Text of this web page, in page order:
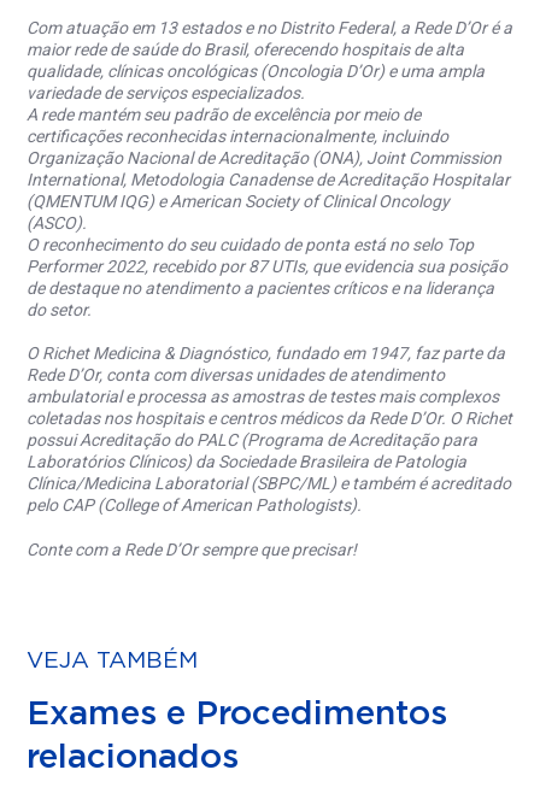
Com atuação em 13 estados e no Distrito Federal, a Rede D’Or é a
maior rede de saúde do Brasil, oferecendo hospitais de alta
qualidade, clínicas oncológicas (Oncologia D’Or) e uma ampla
variedade de serviços especializados.
A rede mantém seu padrão de excelência por meio de
certificações reconhecidas internacionalmente, incluindo
Organização Nacional de Acreditação (ONA), Joint Commission
International, Metodologia Canadense de Acreditação Hospitalar
(QMENTUM IQG) e American Society of Clinical Oncology
(ASCO).
O reconhecimento do seu cuidado de ponta está no selo Top
Performer 2022, recebido por 87 UTIs, que evidencia sua posição
de destaque no atendimento a pacientes críticos e na liderança
do setor.
O Richet Medicina & Diagnóstico, fundado em 1947, faz parte da
Rede D’Or, conta com diversas unidades de atendimento
ambulatorial e processa as amostras de testes mais complexos
coletadas nos hospitais e centros médicos da Rede D’Or. O Richet
possui Acreditação do PALC (Programa de Acreditação para
Laboratórios Clínicos) da Sociedade Brasileira de Patologia
Clínica/Medicina Laboratorial (SBPC/ML) e também é acreditado
pelo CAP (College of American Pathologists).
Conte com a Rede D’Or sempre que precisar!
VEJA TAMBÉM
Exames e Procedimentos
relacionados